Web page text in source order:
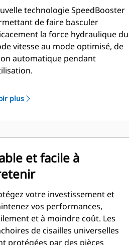
technologie SpeedBooster
de faire basculer
la force hydraulique du
vitesse au mode optimisé, de
automatique pendant
que la mâchoire s'ouvre ou
ferme au contact, car la soupape
s'ajuste automatiquement
force maximale d'écrasement/de
est appliquée dès que la
entre en contact avec le
plus
et facile à
votre investissement et
vos performances,
et à moindre coût. Les
de cisailles universelles
protégées par des pièces